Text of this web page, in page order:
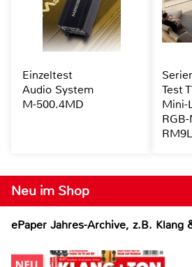
Neu im Shop
ePaper Jahres-Archive, z.B. Klang
Einzeltest
Audio System
M-500.4MD
Test
Mini-
RM9L